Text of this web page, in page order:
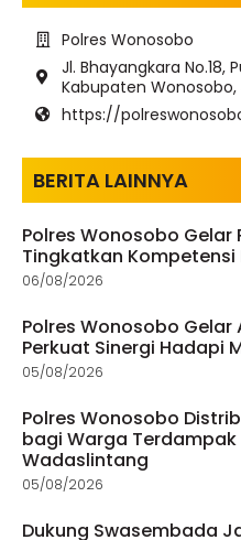
Polres Wonosobo
Jl. Bhayangkara No.18,
Kabupaten Wonosobo,
https://
BERITA LAINNYA
Polres Wonosobo Gelar
Tingkatkan Kompetensi
06/08/2026
Polres Wonosobo Gelar
Perkuat Sinergi Hadapi
05/08/2026
Polres Wonosobo
bagi Warga Terdampak
Wadaslintang
05/08/2026
Dukung Swasembada